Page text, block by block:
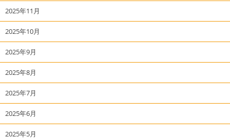
2025年11月
2025年10月
2025年9月
2025年8月
2025年7月
2025年6月
2025年5月